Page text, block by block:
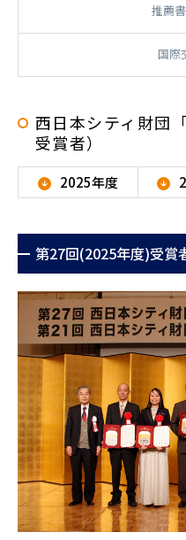
推薦
国際
西日本シティ財団
受賞者）
2025年度
第27回(2025年度)受賞